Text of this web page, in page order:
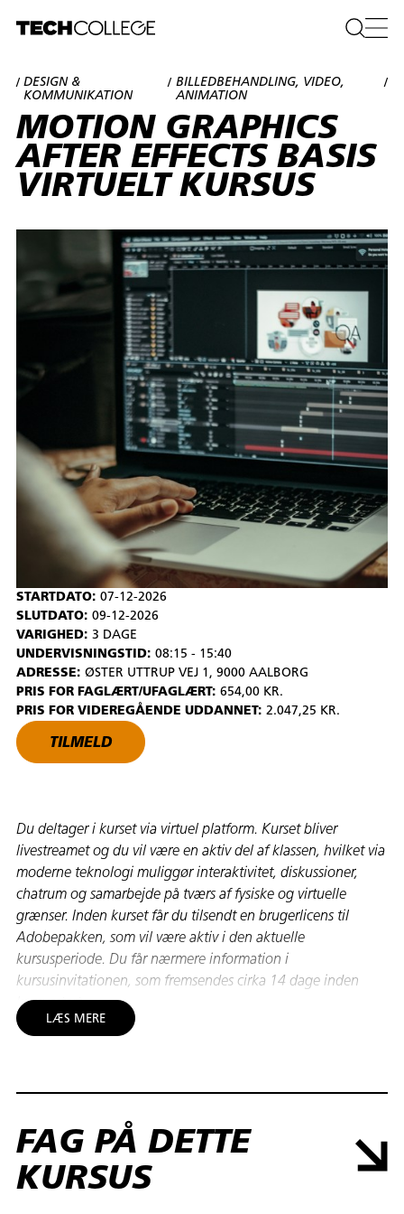
STARTDATO: 07-12-2026
SLUTDATO: 09-12-2026
VARIGHED: 3 DAGE
UNDERVISNINGSTID: 08:15 - 15:40
ADRESSE: ØSTER UTTRUP VEJ 1, 9000 AALBORG
PRIS FOR FAGLÆRT/UFAGLÆRT: 654,00 KR.
PRIS FOR VIDEREGÅENDE UDDANNET: 2.047,25 KR.
TILMELD
/DESIGN &
KOMMUNIKATION
/ BILLEDBEHANDLING, VIDEO,
ANIMATION
/
MOTION GRAPHICS
AFTER EFFECTS BASIS
VIRTUELT KURSUS
Du deltager i kurset via virtuel platform. Kurset bliver
livestreamet og du vil være en aktiv del af klassen, hvilket via
moderne teknologi muliggør interaktivitet, diskussioner,
chatrum og samarbejde på tværs af fysiske og virtuelle
grænser. Inden kurset får du tilsendt en brugerlicens til
Adobepakken, som vil være aktiv i den aktuelle
kursusperiode. Du får nærmere information i
kursusinvitationen, som fremsendes cirka 14 dage inden
kursusstart.
Lær at producere animationer til websites og e-
På dette kursus for begyndere lærer du at arbejde med
motion graphics og animation i Adobe After Effects. Kurset
giver dig en grundlæggende introduktion til programmet og
de teknikker, der bruges til at skabe levende visuelle
elementer til video og digital kommunikation.
LÆS MERE
FAG PÅ DETTE
KURSUS